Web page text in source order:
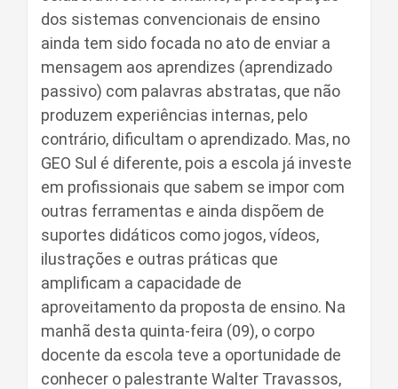
dos sistemas convencionais de ensino
ainda tem sido focada no ato de enviar a
mensagem aos aprendizes (aprendizado
passivo) com palavras abstratas, que não
produzem experiências internas, pelo
contrário, dificultam o aprendizado. Mas, no
GEO Sul é diferente, pois a escola já investe
em profissionais que sabem se impor com
outras ferramentas e ainda dispõem de
suportes didáticos como jogos, vídeos,
ilustrações e outras práticas que
amplificam a capacidade de
aproveitamento da proposta de ensino. Na
manhã desta quinta-feira (09), o corpo
docente da escola teve a oportunidade de
conhecer o palestrante Walter Travassos,